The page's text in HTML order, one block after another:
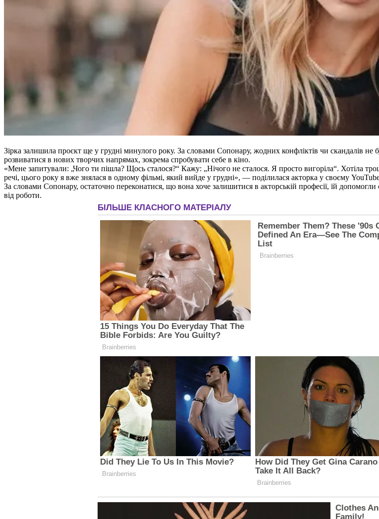
Зірка залишила проєкт ще у грудні минулого року. За словами Сопонару, жодних конфліктів чи скандалів
розвиватися в нових творчих напрямах, зокрема спробувати себе в кіно.
«Мене запитували: „Чого ти пішла? Щось сталося?“ Кажу: „Нічого не сталося. Я просто вигоріла“. Хотіла
речі, цього року я вже знялася в одному фільмі, який вийде у грудні», — поділилася акторка у своєму
За словами Сопонару, остаточно переконатися, що вона хоче залишитися в акторській професії, їй
від роботи.